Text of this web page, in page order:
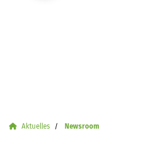
Aktuelles Newsroom